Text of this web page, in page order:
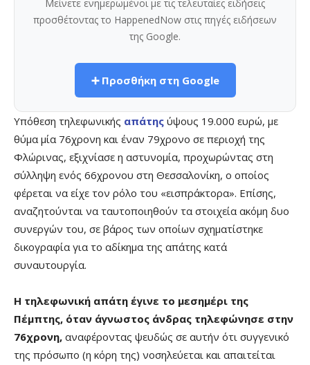
Μείνετε ενημερωμένοι με τις τελευταίες ειδήσεις
προσθέτοντας το HappenedNow στις πηγές ειδήσεων
της Google.
➕ Προσθήκη στη Google
Υπόθεση τηλεφωνικής απάτης ύψους 19.000 ευρώ, με
θύμα μία 76χρονη και έναν 79χρονο σε περιοχή της
Φλώρινας, εξιχνίασε η αστυνομία, προχωρώντας στη
σύλληψη ενός 66χρονου στη Θεσσαλονίκη, ο οποίος
φέρεται να είχε τον ρόλο του «εισπράκτορα». Επίσης,
αναζητούνται να ταυτοποιηθούν τα στοιχεία ακόμη δυο
συνεργών του, σε βάρος των οποίων σχηματίστηκε
δικογραφία για το αδίκημα της απάτης κατά
συναυτουργία.
Η τηλεφωνική απάτη έγινε το μεσημέρι της
Πέμπτης, όταν άγνωστος άνδρας τηλεφώνησε στην
76χρονη, αναφέροντας ψευδώς σε αυτήν ότι συγγενικό
της πρόσωπο (η κόρη της) νοσηλεύεται και απαιτείται